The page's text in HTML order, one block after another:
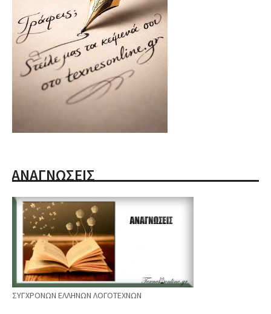
ΑΝΑΓΝΩΣΕΙΣ
ΣΥΓΧΡΟΝΩΝ ΕΛΛΗΝΩΝ ΛΟΓΟΤΕΧΝΩΝ